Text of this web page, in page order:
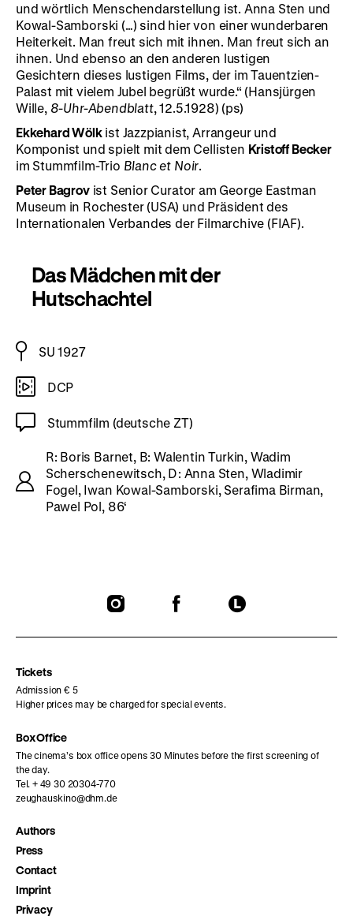
und wörtlich Menschendarstellung ist. Anna Sten und
Kowal-Samborski (…) sind hier von einer wunderbaren
Heiterkeit. Man freut sich mit ihnen. Man freut sich an
ihnen. Und ebenso an den anderen lustigen
Gesichtern dieses lustigen Films, der im Tauentzien-
Palast mit vielem Jubel begrüßt wurde.“ (Hansjürgen
Wille, 8-Uhr-Abendblatt, 12.5.1928) (ps)
Ekkehard Wölkist Jazzpianist, Arrangeur und
Komponist und spielt mit dem Cellisten Kristoff Becker
im Stummfilm-Trio Blanc et Noir.
Peter Bagrovist Senior Curator am George Eastman
Museum in Rochester (USA) und Präsident des
Internationalen Verbandes der Filmarchive (FIAF).
Das Mädchen mit der
Hutschachtel
SU 1927
DCP
Stummfilm (deutsche ZT)
R: Boris Barnet, B: Walentin Turkin, Wadim
Scherschenewitsch, D: Anna Sten, Wladimir
Fogel, Iwan Kowal-Samborski, Serafima Birman,
Pawel Pol, 86‘
To
To
To
Tickets
Admission € 5
Higher prices may be charged for special events.
Box Office
The cinema’s box office opens 30 Minutes before the first screening of
the day.
Tel. + 49 30 20304-770
zeughauskino@dhm.de
Authors
Press
Contact
Imprint
Privacy